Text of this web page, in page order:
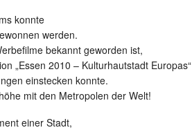
konnte
werden.
bekannt geworden ist,
„Essen 2010 – Kulturhautstadt Europas“
einstecken konnte.
mit den Metropolen der Welt!
einer Stadt,